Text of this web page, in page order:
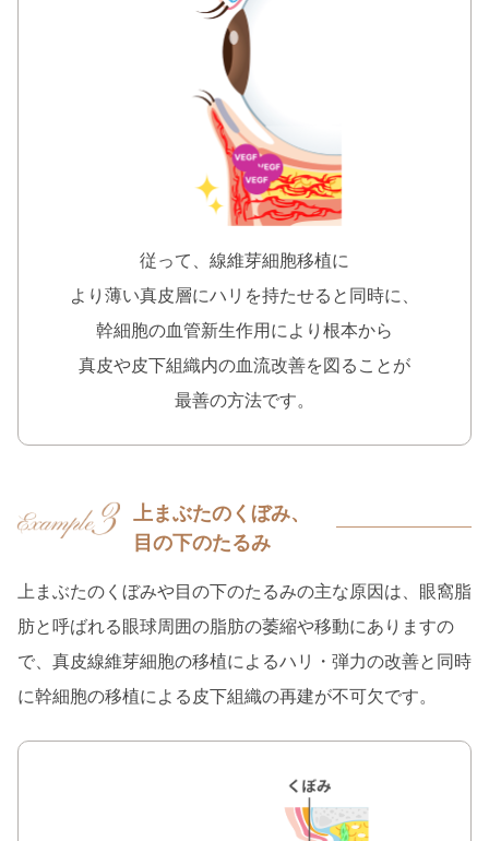
従って、線維芽細胞移植に
より薄い真皮層にハリを持たせると同時に、
幹細胞の血管新生作用により根本から
真皮や皮下組織内の血流改善を図ることが
最善の方法です。
上まぶたのくぼみ、
目の下のたるみ
上まぶたのくぼみや目の下のたるみの主な原因は、眼窩脂
肪と呼ばれる眼球周囲の脂肪の萎縮や移動にありますの
で、真皮線維芽細胞の移植によるハリ・弾力の改善と同時
に幹細胞の移植による皮下組織の再建が不可欠です。